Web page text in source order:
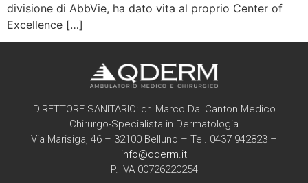
divisione di AbbVie, ha dato vita al proprio Center of
Excellence […]
DIRETTORE SANITARIO: dr. Marco Dal Canton Medico
Chirurgo-Specialista in Dermatologia
Via Marisiga, 46 – 32100 Belluno – Tel. 0437 942823 –
info@qderm.it
P. IVA 00726220254